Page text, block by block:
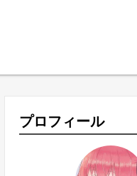
プロフィール